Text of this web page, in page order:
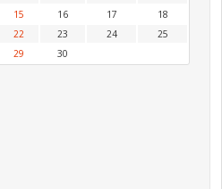
15 16 17
18
22 23 24
25
29 30